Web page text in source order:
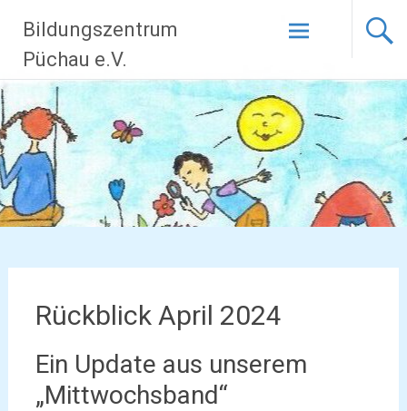
Inhalt
springen
Bildungszentrum
Püchau e.V.
Rückblick April 2024
Ein Update aus unserem
„Mittwochsband“